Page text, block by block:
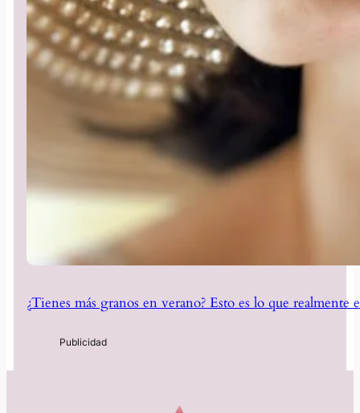
¿Tienes más granos en verano? Esto es lo que realmente